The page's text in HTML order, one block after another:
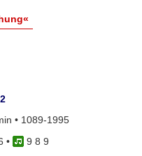
• 1089-1995
•
9 8 9